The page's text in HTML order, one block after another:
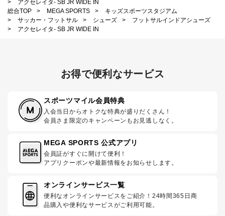
>
アクセレイタ- SB JR WIDE IN
総合TOP
> MEGA SPORTS >
キッズスポーツスタジアム
>
サッカー・フットサル > シューズ >
フットサルインドアシューズ
>
アクセレイタ- SB JR WIDE IN
お得で便利なサービス
スポーツマイル会員特典
入会当日からオトクな特典が盛りだくさん！
会員さま限定のキャンペーンもお見逃しなく。
MEGA SPORTS 公式アプリ
会員証がすぐに開けて便利！
アプリクーポンや最新情報をお知らせします。
オンラインサービス一覧
便利なオンラインサービスをご紹介！24時間365日商
品購入や便利なサービスがご利用可能。